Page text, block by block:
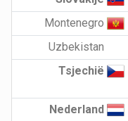
Montenegro
Uzbekistan
Tsjechië
Nederland